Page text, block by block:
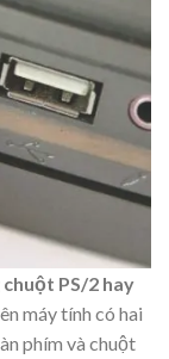
PS/2 hay
máy tính có hai
phím và chuột